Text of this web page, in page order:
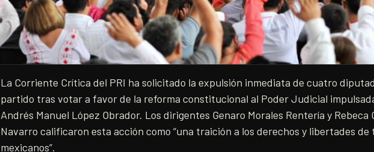
La Corriente Crítica del PRI ha solicitado la expulsión inmediata de cuatro
partido tras votar a favor de la reforma constitucional al Poder Judicial
Andrés Manuel López Obrador. Los dirigentes Genaro Morales Rentería y Rebeca
Navarro calificaron esta acción como “una traición a los derechos y libertades de
mexicanos”.